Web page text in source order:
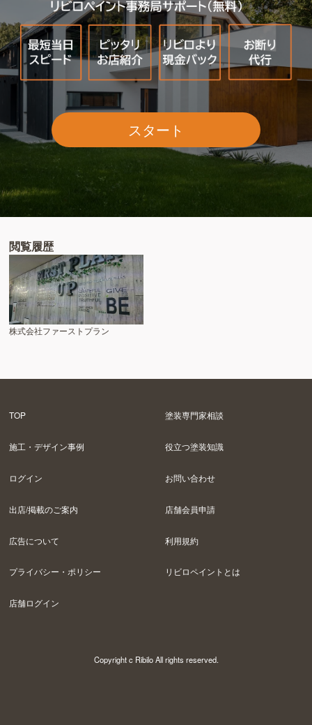
スタート
閲覧履歴
株式会社ファーストプラン
TOP 塗装専門家相談
施工・デザイン事例 役立つ塗装知識
ログイン お問い合わせ
出店/掲載のご案内 店舗会員申請
広告について 利用規約
プライバシー・ポリシー リビロペイントとは
店舗ログイン
Copyright c Ribilo All rights reserved.